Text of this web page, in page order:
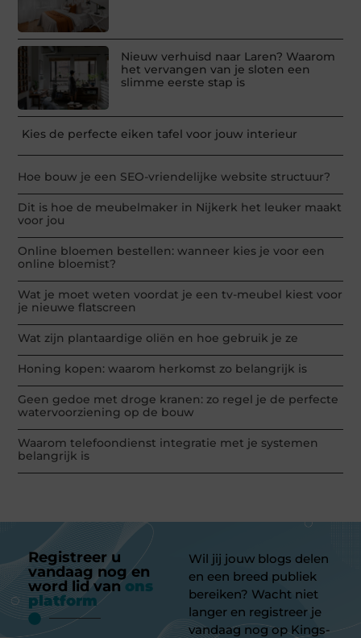
Nieuw verhuisd naar Laren? Waarom
het vervangen van je sloten een
slimme eerste stap is
Kies de perfecte eiken tafel voor jouw interieur
Hoe bouw je een SEO-vriendelijke website structuur?
Dit is hoe de meubelmaker in Nijkerk het leuker maakt
voor jou
Online bloemen bestellen: wanneer kies je voor een
online bloemist?
Wat je moet weten voordat je een tv-meubel kiest voor
je nieuwe flatscreen
Wat zijn plantaardige oliën en hoe gebruik je ze
Honing kopen: waarom herkomst zo belangrijk is
Geen gedoe met droge kranen: zo regel je de perfecte
watervoorziening op de bouw
Waarom telefoondienst integratie met je systemen
belangrijk is
Registreer u
vandaag nog en
word lid van ons
platform
Wil jij jouw blogs delen
en een breed publiek
bereiken? Wacht niet
langer en registreer je
vandaag nog op Kings-